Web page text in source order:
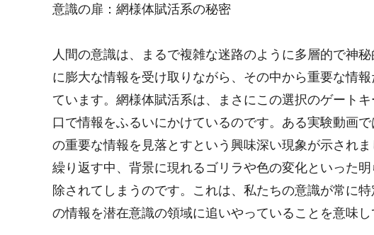
意識の扉：網様体賦活系の秘密
人間の意識は、まるで複雑な迷路のように多層的で神
に膨大な情報を受け取りながら、その中から重要な情
ています。網様体賦活系は、まさにこの選択のゲート
口で情報をふるいにかけているのです。ある実験動画
の重要な情報を見落とすという興味深い現象が示され
繰り返す中、背景に現れるゴリラや色の変化といった
除されてしまうのです。これは、私たちの意識が常に
の情報を潜在意識の領域に追いやっていることを意味し